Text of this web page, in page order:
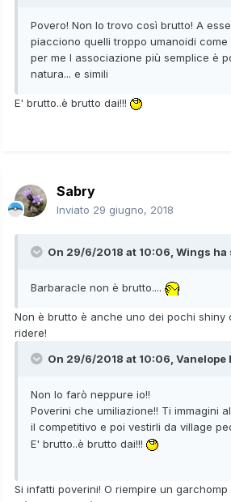
Povero! Non lo trovo così brutto! A
piacciono quelli troppo umanoidi come
per me l associazione più semplice è
natura... e simili
E' brutto..è brutto dai!!!
Sabry
Inviato 29 giugno, 2018
On 29/6/2018 at 10:06, Wings ha
Barbaracle non è brutto....
Non è brutto è anche uno dei pochi shiny
ridere!
On 29/6/2018 at 10:06, Vanelope
Non lo farò neppure io!!
Poverini che umiliazione!! Ti immagini
il competitivo e poi vestirli da village
E' brutto..è brutto dai!!!
Si infatti poverini! O riempire un garchomp